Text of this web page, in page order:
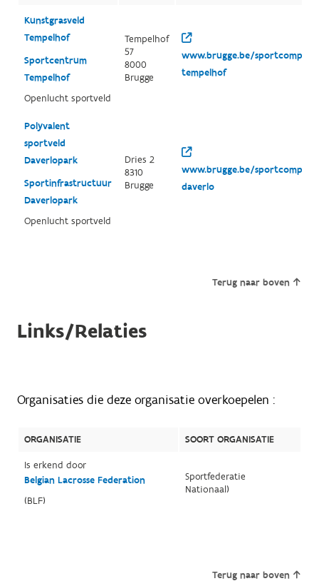
Kunstgrasveld
Tempelhof
Sportcentrum
Tempelhof
Openlucht sportveld
Tempelhof
57
8000
Brugge
www.brugge.be/sportcomplex-
tempelhof
Polyvalent
sportveld
Daverlopark
Sportinfrastructuur
Daverlopark
Openlucht sportveld
Dries 2
8310
Brugge
www.brugge.be/sportcomplex-
daverlo
Terug naar boven
Links/Relaties
Organisaties die deze organisatie overkoepelen :
ORGANISATIE
SOORT ORGANISATIE
Is erkend door
Belgian Lacrosse Federation
(BLF)
Sportfederatie
Nationaal)
Terug naar boven